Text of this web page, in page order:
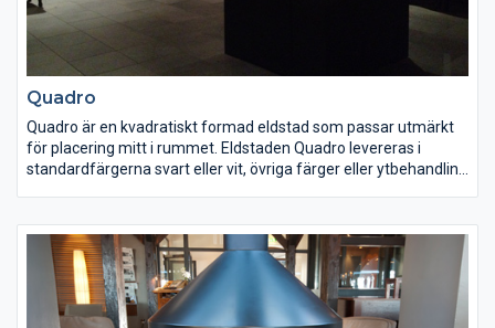
Quadro
Quadro är en kvadratiskt formad eldstad som passar utmärkt
för placering mitt i rummet. Eldstaden Quadro levereras i
standardfärgerna svart eller vit, övriga färger eller ytbehandling